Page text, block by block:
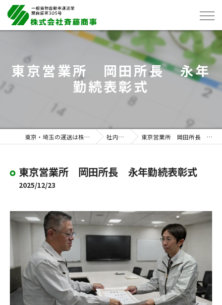
東京営業所 岡田所長 永年
勤続表彰式
東京・埼玉の運送は株式会社斉藤商事 社内ブログ 東京営業所 岡田所長 永年勤続表彰式
東京営業所 岡田所長 永年勤続表彰式
2025/12/23